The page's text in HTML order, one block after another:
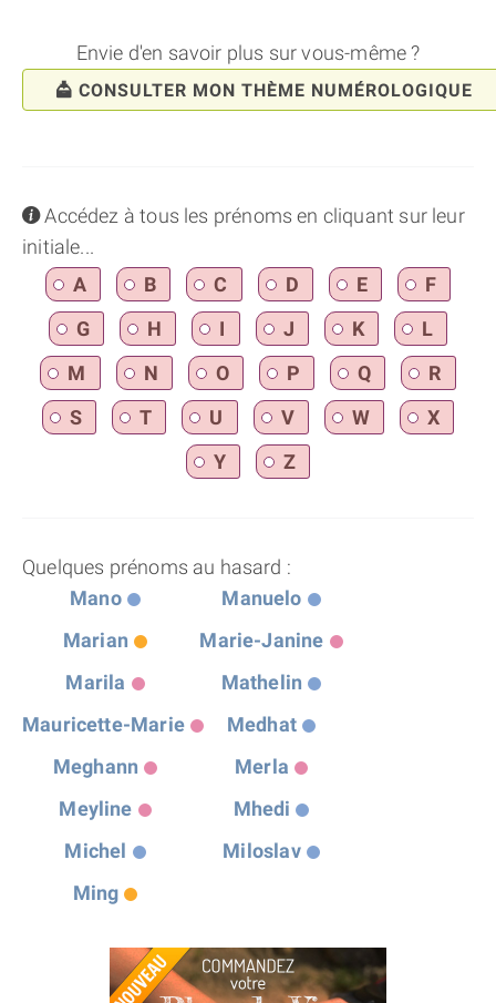
Envie d'en savoir plus sur vous-même ?
CONSULTER MON THÈME NUMÉROLOGIQUE
infoAccédez à tous les prénoms en cliquant sur leur
initiale...
A
B C D E
F
G
H I J K
L
M
N O P Q
R
S
T U V W
X
Y
Z
Quelques prénoms au hasard :
Mano
Manuelo
Marian
Marie-Janine
Marila
Mathelin
Mauricette-Marie
Medhat
Meghann
Merla
Meyline
Mhedi
Michel
Miloslav
Ming